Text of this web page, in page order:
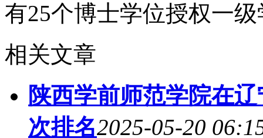
有25个博士学位授权一
相关文章
陕西学前师范学院在
次排名2025-05-20